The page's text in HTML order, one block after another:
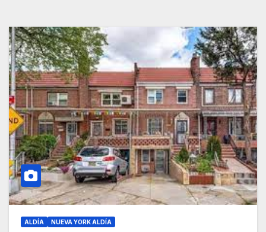
ALDÍA NUEVA YORK ALDÍA